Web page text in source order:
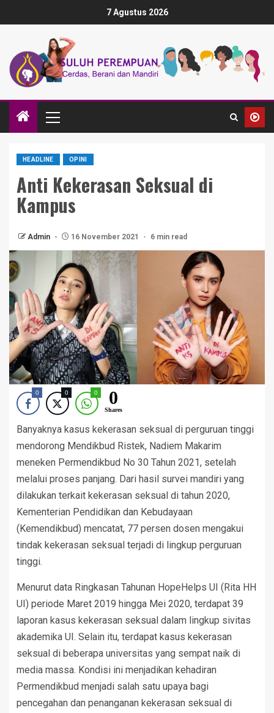
7 Agustus 2026
HEADLINE OPINI
Anti Kekerasan Seksual di
Kampus
Admin 16 November 2021 6 min read
0 0 0 0
Shares
Banyaknya kasus kekerasan seksual di perguruan tinggi
mendorong Mendikbud Ristek, Nadiem Makarim
meneken Permendikbud No 30 Tahun 2021, setelah
melalui proses panjang. Dari hasil survei mandiri yang
dilakukan terkait kekerasan seksual di tahun 2020,
Kementerian Pendidikan dan Kebudayaan
(Kemendikbud) mencatat, 77 persen dosen mengakui
tindak kekerasan seksual terjadi di lingkup perguruan
tinggi.
Menurut data Ringkasan Tahunan HopeHelps UI (Rita HH
UI) periode Maret 2019 hingga Mei 2020, terdapat 39
laporan kasus kekerasan seksual dalam lingkup sivitas
akademika UI. Selain itu, terdapat kasus kekerasan
seksual di beberapa universitas yang sempat naik di
media massa. Kondisi ini menjadikan kehadiran
Permendikbud menjadi salah satu upaya bagi
pencegahan dan penanganan kekerasan seksual di